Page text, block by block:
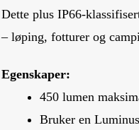
Dette plus IP66-
– løping, fotturer og
Egenskaper:
450 lumen
Bruker en